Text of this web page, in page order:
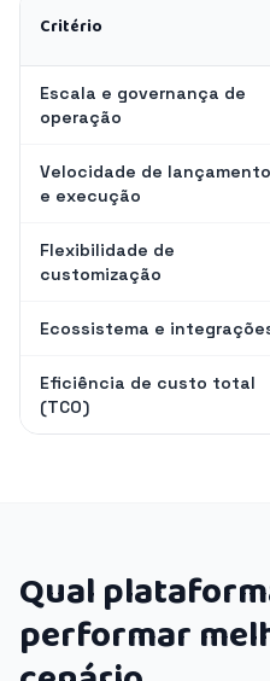
Critério
Escala e governança de
operação
Velocidade de lançamento
e execução
Flexibilidade de
customização
Ecossistema e
Eficiência de custo total
(TCO)
Qual
performar